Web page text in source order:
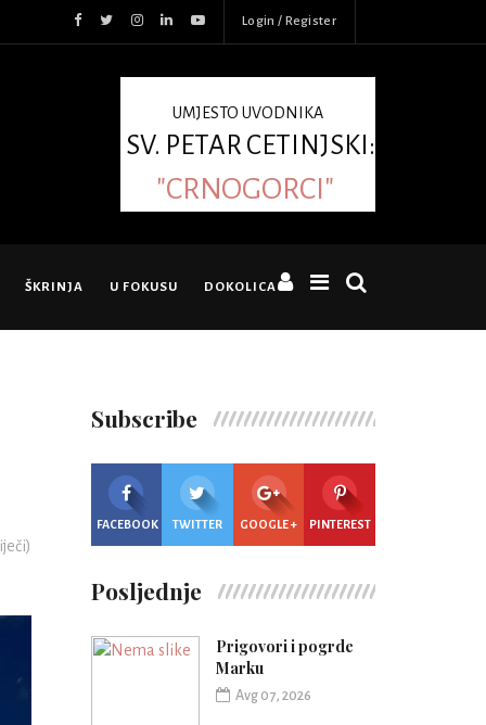
Login / Register
UMJESTO UVODNIKA
SV. PETAR CETINJSKI:
"CRNOGORCI"
ŠKRINJA U FOKUSU DOKOLICA
Subscribe
FACEBOOK TWITTER GOOGLE + PINTEREST
Posljednje
Prigovori i pogrde
Marku
Avg 07, 2026